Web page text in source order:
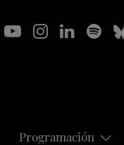
Programación